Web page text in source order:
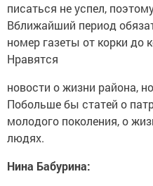
писаться не успел,
Вближайший период
номер газеты от корки до
Нравятся
новости о жизни района,
Побольше бы статей о
молодого по­коления, о
людях.
Нина Бабурина: